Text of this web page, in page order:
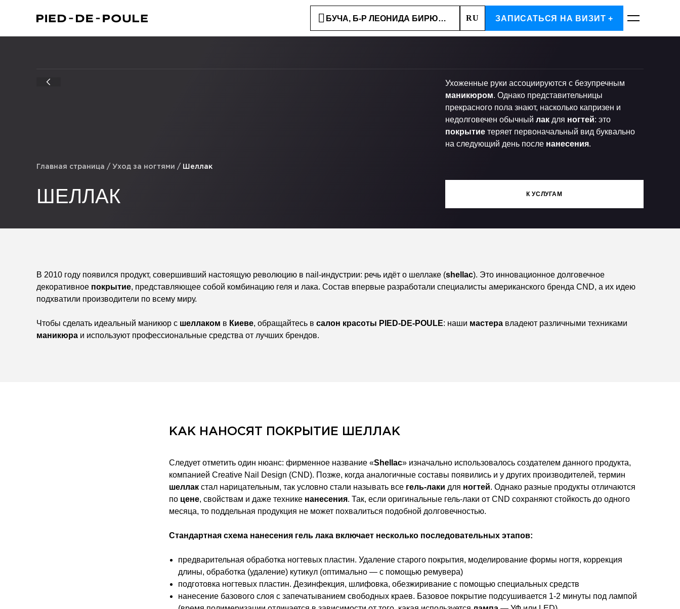
БУЧА, Б-Р ЛЕОНИДА БИРЮКОВА, 2RU ЗАПИСАТЬСЯ НА ВИЗИТ +
Главная страница / Уход за ногтями / Шеллак
ШЕЛЛАК
Ухоженные руки ассоциируются с безупречным
маникюром. Однако представительницы
прекрасного пола знают, насколько капризен и
недолговечен обычный лак для ногтей: это
покрытие теряет первоначальный вид буквально
на следующий день после нанесения.
К УСЛУГАМ
В 2010 году появился продукт, совершивший настоящую революцию в nail-индустрии: речь идёт о шеллаке (shellac). Это инновационное долговечное
декоративное покрытие, представляющее собой комбинацию геля и лака. Состав впервые разработали специалисты американского бренда CND, а их идею
подхватили производители по всему миру.
Чтобы сделать идеальный маникюр с шеллаком в Киеве, обращайтесь в салон красоты PIED-DE-POULE: наши мастера владеют различными техниками
маникюра и используют профессиональные средства от лучших брендов.
КАК НАНОСЯТ ПОКРЫТИЕ ШЕЛЛАК
Следует отметить один нюанс: фирменное название «Shellac» изначально использовалось создателем данного продукта,
компанией Creative Nail Design (CND). Позже, когда аналогичные составы появились и у других производителей, термин
шеллак стал нарицательным, так условно стали называть все гель-лаки для ногтей. Однако разные продукты отличаются
по цене, свойствам и даже технике нанесения. Так, если оригинальные гель-лаки от CND сохраняют стойкость до одного
месяца, то поддельная продукция не может похвалиться подобной долговечностью.
Стандартная схема нанесения гель лака включает несколько последовательных этапов:
предварительная обработка ногтевых пластин. Удаление старого покрытия, моделирование формы ногтя, коррекция
длины, обработка (удаление) кутикул (оптимально — с помощью ремувера)
подготовка ногтевых пластин. Дезинфекция, шлифовка, обезжиривание с помощью специальных средств
нанесение базового слоя с запечатыванием свободных краев. Базовое покрытие подсушивается 1-2 минуты под лампой